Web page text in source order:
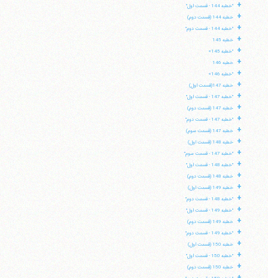
+ "خطبه 144 - قسمت اول"
+ خطبه 144 (قسمت دوم)
+ "خطبه 144 - قسمت دوم"
+ خطبه 145
+ "خطبه 145»
+ خطبه 146
+ "خطبه 146»
+ خطبه 147(قسمت اول)
+ "خطبه 147 - قسمت اول"
+ خطبه 147 (قسمت دوم)
+ "خطبه 147 - قسمت دوم"
+ خطبه 147 (قسمت سوم)
+ خطبه 148 (قسمت اول)
+ "خطبه 147 - قسمت سوم"
+ "خطبه 148 - قسمت اول"
+ خطبه 148 (قسمت دوم)
+ خطبه 149 (قسمت اول)
+ "خطبه 148 - قسمت دوم"
+ "خطبه 149 - قسمت اول"
+ خطبه 149 (قسمت دوم)
+ "خطبه 149 - قسمت دوم"
+ خطبه 150 (قسمت اول)
+ "خطبه 150 - قسمت اول"
+ خطبه 150 (قسمت دوم)